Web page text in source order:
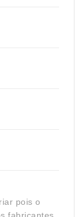
pois o